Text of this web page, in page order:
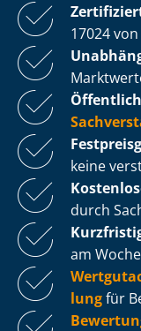
17024 von
keine
durch
am
lungfür